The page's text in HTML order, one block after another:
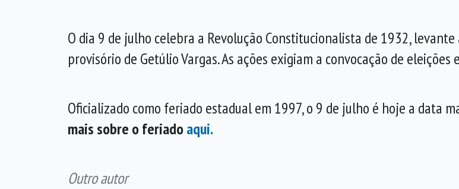
O dia 9 de julho celebra a Revolução Constitucionalista de 1932,
provisório de Getúlio Vargas. As ações exigiam a convocação de
Oficializado como feriado estadual em 1997, o 9 de julho é hoje a data
mais sobre o feriadoaqui.
Outro autor